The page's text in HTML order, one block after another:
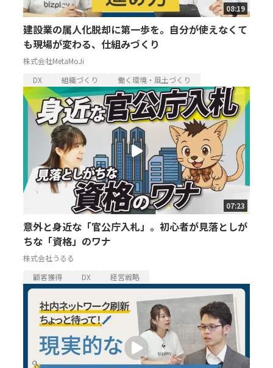
08:19
建設業の属人化脱却に第一歩を。自分が使えなくて
も現場が変わる、仕組みづくり
株式会社MetaMoJi
DX
組織づくり 働く環境・風土づくり
07:23
意外と身近な「官公庁入札」。初心者が見落としが
ちな「資格」のワナ
株式会社うるる
顧客獲得
DX 経営戦略